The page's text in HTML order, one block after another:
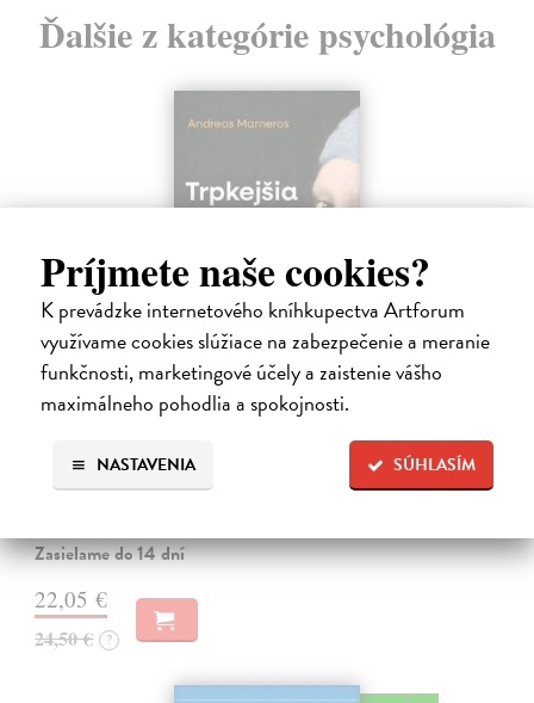
Príjmete naše cookies?
K prevádzke internetového kníhkupectva Artforum
využívame cookies slúžiace na zabezpečenie a meranie
funkčnosti, marketingové účely a zaistenie vášho
maximálneho pohodlia a spokojnosti.
SÚHLASÍM
NASTAVENIA
Ďalšie z kategórie psychológia
Trpkejšia ako smrť je žena
JE TO MOŽNO NAJVÄČŠIA REVOLÚCIA NAŠICH DNÍ:
rovnocennosť a rovnoprávnosť ženy a muža. Vojna a mier medzi
Zasielame do 14 dní
22,05 €
24,50 € ?